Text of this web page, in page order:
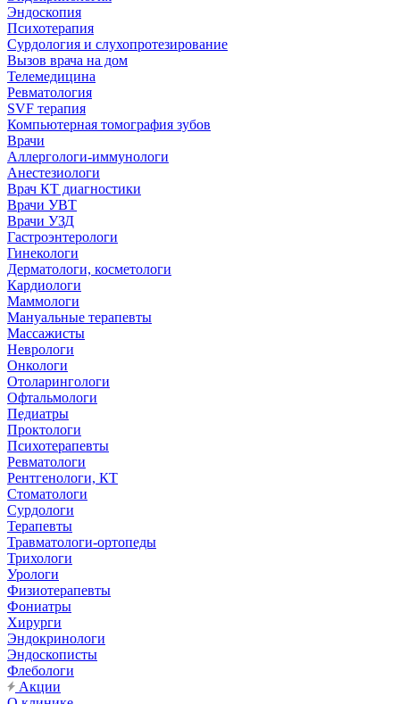
Эндоскопия
Психотерапия
Сурдология и слухопротезирование
Вызов врача на дом
Телемедицина
Ревматология
SVF терапия
Компьютерная томография зубов
Врачи
Аллергологи-иммунологи
Анестезиологи
Врач КТ диагностики
Врачи УВТ
Врачи УЗД
Гастроэнтерологи
Гинекологи
Дерматологи, косметологи
Кардиологи
Маммологи
Мануальные терапевты
Массажисты
Неврологи
Онкологи
Отоларингологи
Офтальмологи
Педиатры
Проктологи
Психотерапевты
Ревматологи
Рентгенологи, КТ
Стоматологи
Сурдологи
Терапевты
Травматологи-ортопеды
Трихологи
Урологи
Физиотерапевты
Фониатры
Хирурги
Эндокринологи
Эндоскописты
Флебологи
Акции